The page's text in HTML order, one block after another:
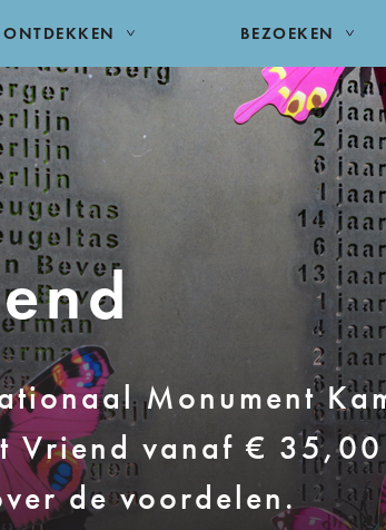
ONTDEKKEN BEZOEKEN
Monument
Vriend vanaf €
de voordelen.